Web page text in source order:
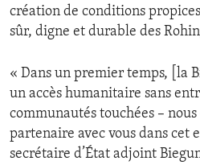
création de conditions
sûr, digne et durable des
« Dans un premier temps, [la
un accès humanitaire sans
communautés touchées –
partenaire avec vous dans cet
secrétaire d’État adjoint